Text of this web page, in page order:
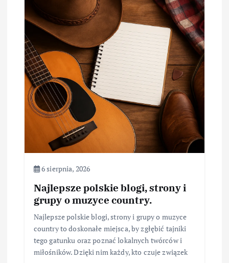
6 sierpnia, 2026
Najlepsze polskie blogi, strony i
grupy o muzyce country.
Najlepsze polskie blogi, strony i grupy o muzyce
country to doskonałe miejsca, by zgłębić tajniki
tego gatunku oraz poznać lokalnych twórców i
miłośników. Dzięki nim każdy, kto czuje związek